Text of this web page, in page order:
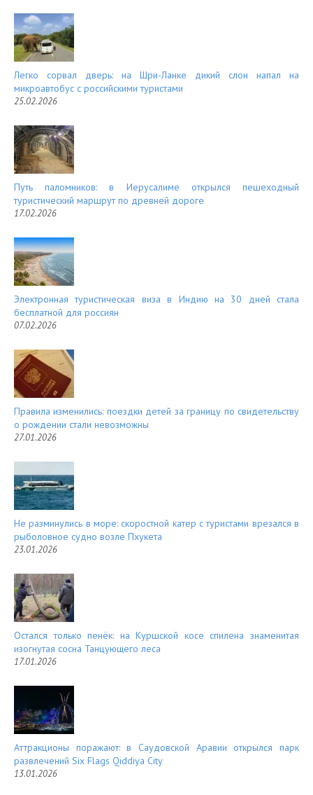
Легко сорвал дверь: на Шри-Ланке дикий слон напал на
микроавтобус с российскими туристами
25.02.2026
Путь паломников: в Иерусалиме открылся пешеходный
туристический маршрут по древней дороге
17.02.2026
Электронная туристическая виза в Индию на 30 дней стала
бесплатной для россиян
07.02.2026
Правила изменились: поездки детей за границу по свидетельству
о рождении стали невозможны
27.01.2026
Не разминулись в море: скоростной катер с туристами врезался в
рыболовное судно возле Пхукета
23.01.2026
Остался только пенёк: на Куршской косе спилена знаменитая
изогнутая сосна Танцующего леса
17.01.2026
Аттракционы поражают: в Саудовской Аравии открылся парк
развлечений Six Flags Qiddiya City
13.01.2026